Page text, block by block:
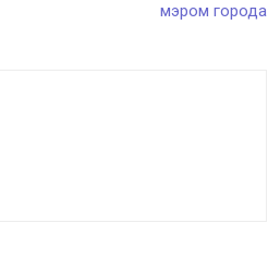
мэром города